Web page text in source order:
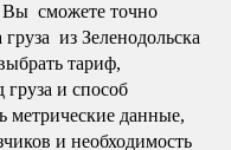
Вы сможете точно
груза из Зеленодольска
тариф,
груза и способ
метрические данные,
и необходимость